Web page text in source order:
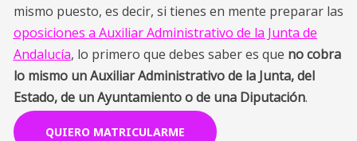
mismo puesto, es decir, si tienes en mente preparar las
oposiciones a Auxiliar Administrativo de la Junta de
Andalucía, lo primero que debes saber es que no cobra
lo mismo un Auxiliar Administrativo de la Junta, del
Estado, de un Ayuntamiento o de una Diputación.
QUIERO MATRICULARME